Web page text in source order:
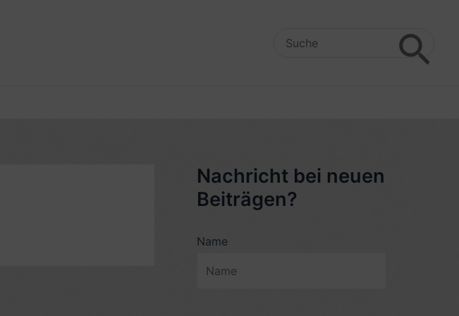
Search
Nachricht bei neuen
Beiträgen?
Name